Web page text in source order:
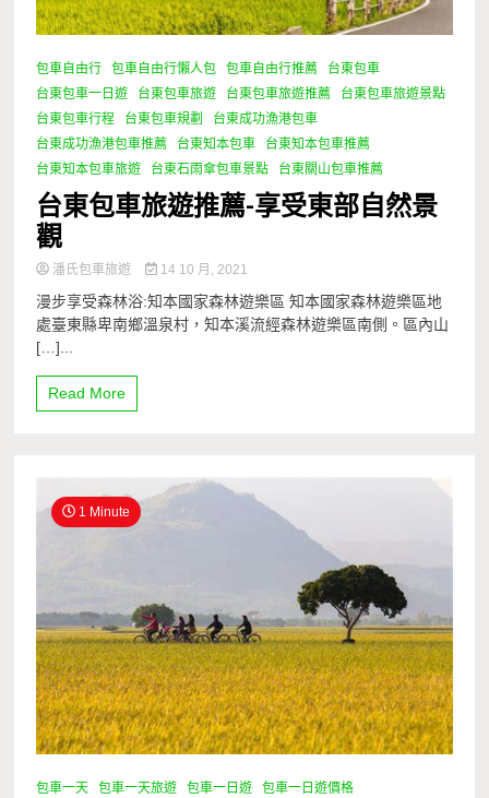
包車自由行 包車自由行懶人包 包車自由行推薦
台東包車
台東包車一日遊
台東包車旅遊 台東包車旅遊推薦
台東包車旅遊景點
台東包車行程
台東包車規劃
台東成功漁港包車
台東成功漁港包車推薦
台東知本包車
台東知本包車推薦
台東知本包車旅遊
台東石雨傘包車景點 台東關山包車推薦
台東包車旅遊推薦-享受東部自然景
觀
潘氏包車旅遊 14 10 月, 2021
漫步享受森林浴:知本國家森林遊樂區 知本國家森林遊樂區地
處臺東縣卑南鄉溫泉村，知本溪流經森林遊樂區南側。區內山
[…]...
Read More
1 Minute
包車一天 包車一天旅遊 包車一日遊 包車一日遊價格